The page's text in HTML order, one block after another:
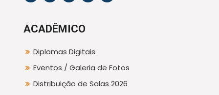
ACADÊMICO
Diplomas Digitais
Eventos / Galeria de Fotos
Distribuição de Salas 2026